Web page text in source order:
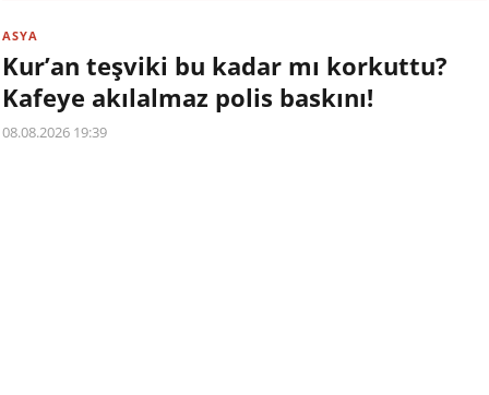
ASYA
Kur’an teşviki bu kadar mı korkuttu?
Kafeye akılalmaz polis baskını!
08.08.2026 19:39